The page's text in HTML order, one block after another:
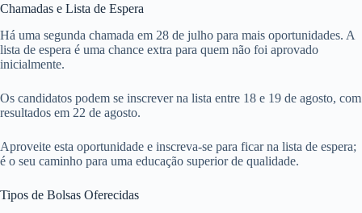
Chamadas e Lista de Espera
Há uma segunda chamada em 28 de julho para mais oportunidades. A
lista de espera é uma chance extra para quem não foi aprovado
inicialmente.
Os candidatos podem se inscrever na lista entre 18 e 19 de agosto, com
resultados em 22 de agosto.
Aproveite esta oportunidade e inscreva-se para ficar na lista de espera;
é o seu caminho para uma educação superior de qualidade.
Tipos de Bolsas Oferecidas